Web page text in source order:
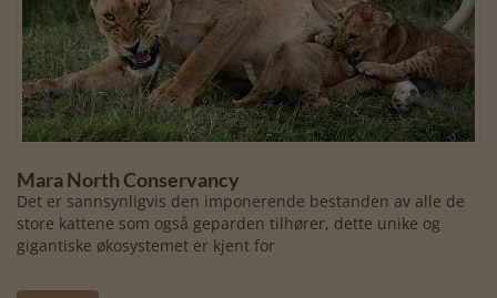
Mara North Conservancy
Det er sannsynligvis den imponerende bestanden av alle de
store kattene som også geparden tilhører, dette unike og
gigantiske økosystemet er kjent for